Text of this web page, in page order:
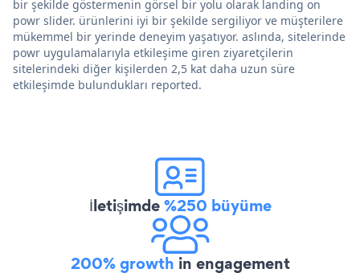
bir şekilde göstermenin görsel bir yolu olarak landing on
powr slider. ürünlerini iyi bir şekilde sergiliyor ve müşterilere
mükemmel bir yerinde deneyim yaşatıyor. aslında, sitelerinde
powr uygulamalarıyla etkileşime giren ziyaretçilerin
sitelerindeki diğer kişilerden 2,5 kat daha uzun süre
etkileşimde bulundukları reported.
İletişimde%250 büyüme
200% growth in engagement